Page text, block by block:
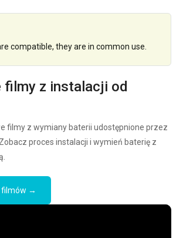
compatible, they are in common use.
filmy z instalacji od
filmy z wymiany baterii udostępnione przez
proces instalacji i wymień baterię z
filmów →